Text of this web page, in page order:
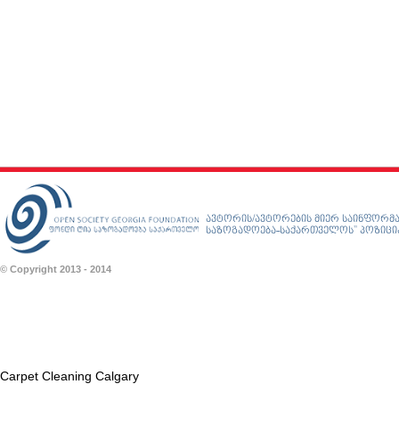
ავტორის/ავტორების მიერ
საზოგადოება-საქართველოს”
© Copyright 2013 - 2014
Carpet Cleaning Calgary